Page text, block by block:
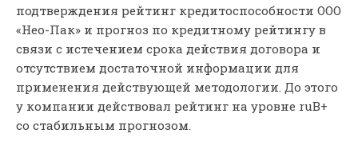
подтверждения рейтинг кредитоспособности ООО
«Нео-Пак» и прогноз по кредитному рейтингу в
связи с истечением срока действия договора и
отсутствием достаточной информации для
применения действующей методологии. До этого
у компании действовал рейтинг на уровне ruB+
со стабильным прогнозом.